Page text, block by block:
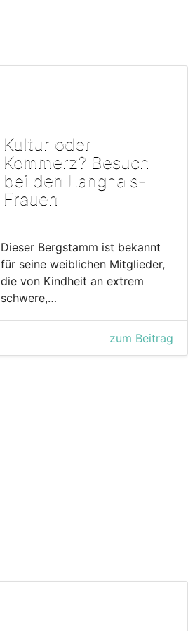
Kultur oder
Kommerz? Besuch
bei den Langhals-
Frauen
Dieser Bergstamm ist bekannt
für seine weiblichen Mitglieder,
die von Kindheit an extrem
schwere,…
zum Beitrag